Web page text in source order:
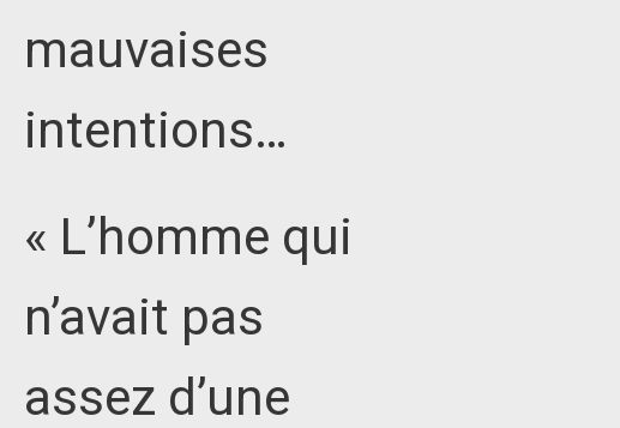
mauvaises
intentions…
« L’homme qui
n’avait pas
assez d’une